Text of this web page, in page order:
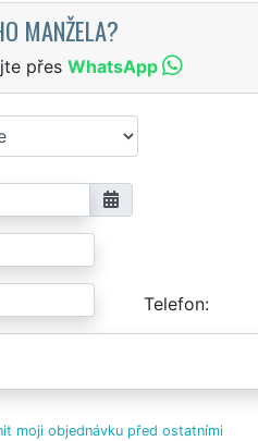
MANŽELA?
přes WhatsApp
Telefon
moji objednávku před ostatními